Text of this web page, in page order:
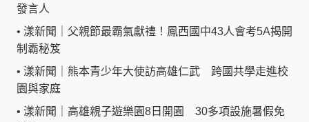
發言人
• 漾新聞｜父親節最霸氣獻禮！鳳西國中43人會考5A揭開
制霸秘笈
• 漾新聞｜熊本青少年大使訪高雄仁武 跨國共學走進校
園與家庭
• 漾新聞｜高雄親子遊樂園8日開園 30多項設施暑假免